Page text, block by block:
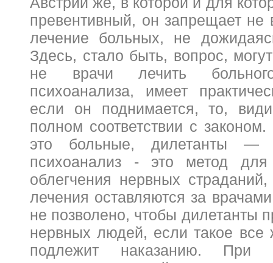
превентивный, он запрещает не
лечение больных, не
Здесь, стало быть, вопрос,
не врачи лечить
психоанализа, имеет
если он поднимается, то,
полном соответствии с
это больные, дилетанты —
психоанализ - это метод для
облегчения нервных
лечения оставляются за
не позволено, чтобы дилетанты
нервных людей, если такое все
подлежит наказанию. При